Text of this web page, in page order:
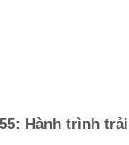
Hành trình